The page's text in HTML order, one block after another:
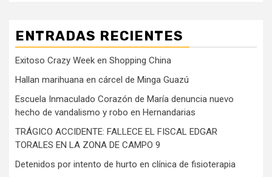
ENTRADAS RECIENTES
Exitoso Crazy Week en Shopping China
Hallan marihuana en cárcel de Minga Guazú
Escuela Inmaculado Corazón de María denuncia nuevo
hecho de vandalismo y robo en Hernandarias
TRÁGICO ACCIDENTE: FALLECE EL FISCAL EDGAR
TORALES EN LA ZONA DE CAMPO 9
Detenidos por intento de hurto en clínica de fisioterapia